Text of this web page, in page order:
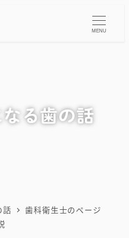
MENU
る歯の話
話
歯科衛生士のページ